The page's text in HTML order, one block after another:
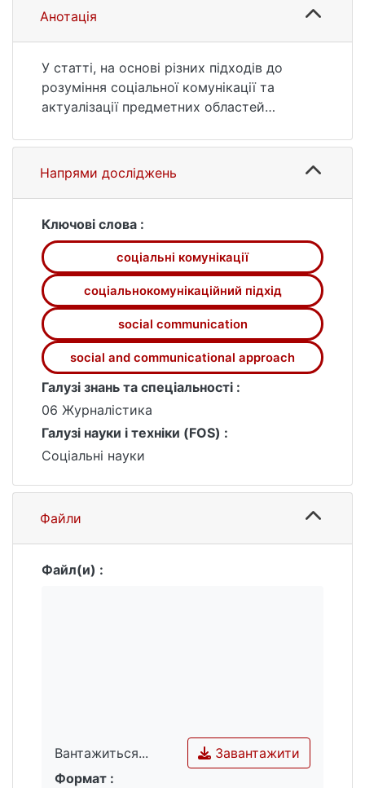
https://ir.library.knu.ua/handle/15071834/9113
(дата звернення: 26.07.2026).
Анотація
У статті, на основі різних підходів до
розуміння соціальної комунікації та
актуалізації предметних областей
напряму розглядаються умови реалізації
соціальнокомунікаційного підходу в
науковій практиці. У фокусі уваги —
відповідність конкретного дослідження
соціальнокомунікаційному підходу.
Напрями досліджень
Ключові слова :
соціальні комунікації
соціальнокомунікаційний підхід
social communication
social and communicational approach
Галузі знань та спеціальності :
06 Журналістика
Галузі науки і техніки (FOS) :
Соціальні науки
Файли
Файл(и) :
Вантажиться...
Вантажиться...
Завантажити
Формат :